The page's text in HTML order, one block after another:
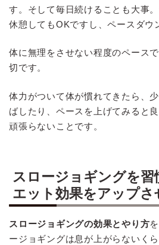
す。そして毎日続けることも大事
休憩してもOKですし、ペースダウ
体に無理をさせない程度のペース
切です。
体力がついて体が慣れてきたら、
ばしたり、ペースを上げてみると
頑張らないことです。
スロージョギングを習
エット効果をアップさ
スロージョギングの効果とやり方
ージョギングは息が上がらないく